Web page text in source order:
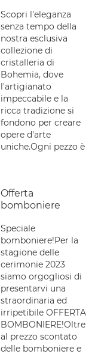
Scopri l'eleganza
senza tempo della
nostra esclusiva
collezione di
cristalleria di
Bohemia, dove
l'artigianato
impeccabile e la
ricca tradizione si
fondono per creare
opere d'arte
uniche.Ogni pezzo è
Offerta
bomboniere
Speciale
bomboniere!Per la
stagione delle
cerimonie 2023
siamo orgogliosi di
presentarvi una
straordinaria ed
irripetibile OFFERTA
BOMBONIERE!Oltre
al prezzo scontato
delle bomboniere e